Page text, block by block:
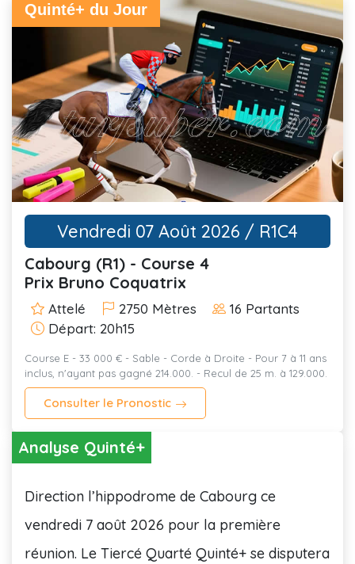
Quinté+ du Jour
Vendredi 07 Août 2026 / R1C4
Cabourg (R1) - Course 4
Prix Bruno Coquatrix
Attelé 2750 Mètres
16 Partants
Départ: 20h15
Course E - 33 000 € - Sable - Corde à Droite - Pour 7 à 11 ans
inclus, n'ayant pas gagné 214.000. - Recul de 25 m. à 129.000.
Consulter le Pronostic
Analyse Quinté+
Direction l’hippodrome de Cabourg ce
vendredi 7 août 2026 pour la première
réunion. Le Tiercé Quarté Quinté+ se disputera